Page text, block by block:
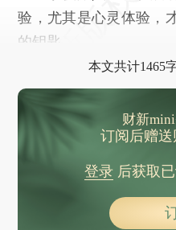
验，尤其是心灵体验，
的钥匙。
本文共计1465
财新
订阅后赠
登录后获取已